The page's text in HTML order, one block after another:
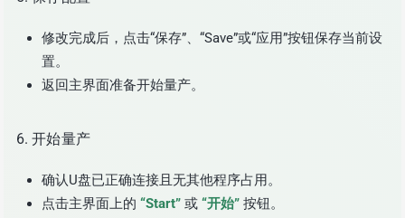
修改完成后，点击“保存”、“Save”或“应用”按钮保存当前设
置。
返回主界面准备开始量产。
6. 开始量产
确认U盘已正确连接且无其他程序占用。
点击主界面上的 “Start” 或 “开始” 按钮。